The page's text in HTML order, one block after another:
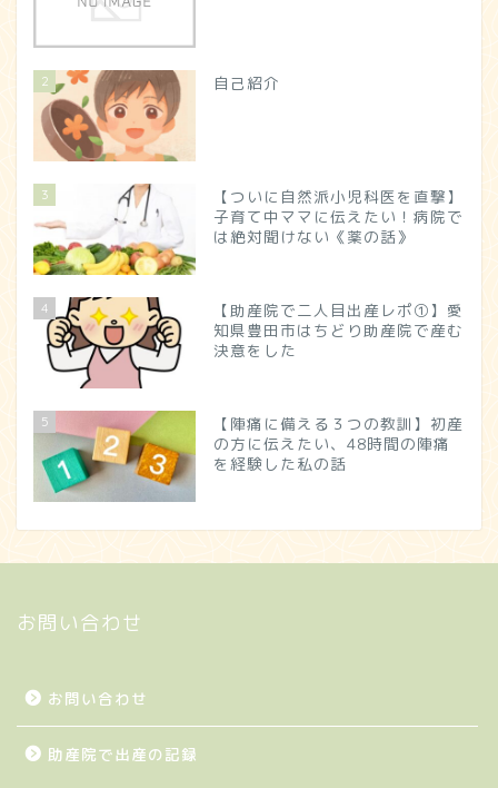
2 自己紹介
3
【ついに自然派小児科医を直撃】
子育て中ママに伝えたい！病院で
は絶対聞けない《薬の話》
4
【助産院で二人目出産レポ①】愛
知県豊田市はちどり助産院で産む
決意をした
5
【陣痛に備える３つの教訓】初産
の方に伝えたい、48時間の陣痛
を経験した私の話
お問い合わせ
お問い合わせ
助産院で出産の記録